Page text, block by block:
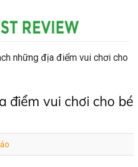
những địa điểm vui chơi cho
điểm vui chơi cho bé